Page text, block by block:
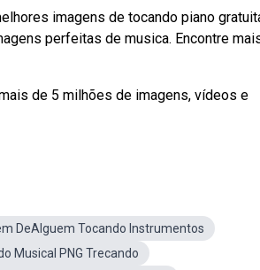
imagens de tocando piano
perfeitas de musica. Encontre
de 5 milhões de imagens, vídeos e
DeAlguem Tocando Instrumentos
Musical PNG Trecando